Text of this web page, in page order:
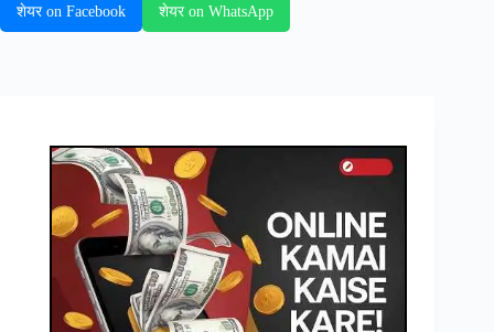
शेयर on Facebook शेयर on WhatsApp